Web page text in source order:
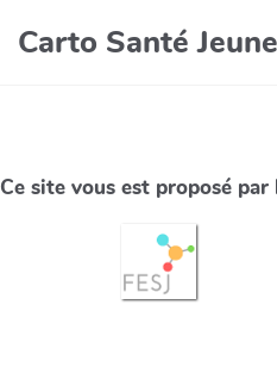
Carto Santé
Ce site vous est proposé par